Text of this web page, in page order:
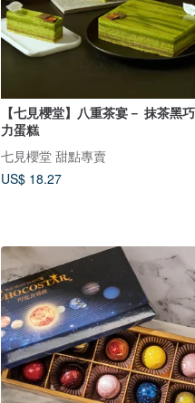
【七見櫻堂】八重茶宴－ 抹茶黑
力蛋糕
七見櫻堂 甜點專賣
US$ 18.27